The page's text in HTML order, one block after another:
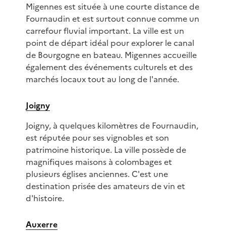
Migennes est située à une courte distance de
Fournaudin et est surtout connue comme un
carrefour fluvial important. La ville est un
point de départ idéal pour explorer le canal
de Bourgogne en bateau. Migennes accueille
également des événements culturels et des
marchés locaux tout au long de l'année.
Joigny
Joigny, à quelques kilomètres de Fournaudin,
est réputée pour ses vignobles et son
patrimoine historique. La ville possède de
magnifiques maisons à colombages et
plusieurs églises anciennes. C'est une
destination prisée des amateurs de vin et
d'histoire.
Auxerre